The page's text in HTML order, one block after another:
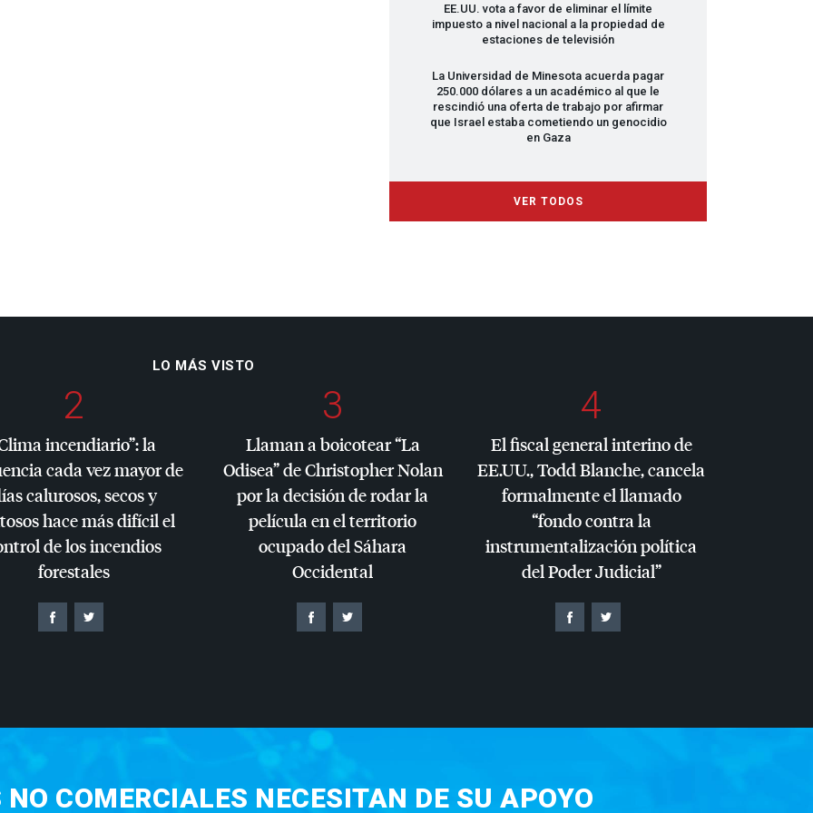
EE.UU. vota a favor de eliminar el límite
impuesto a nivel nacional a la propiedad de
estaciones de televisión
La Universidad de Minesota acuerda pagar
250.000 dólares a un académico al que le
rescindió una oferta de trabajo por afirmar
que Israel estaba cometiendo un genocidio
en Gaza
VER TODOS
LO MÁS VISTO
2
incendiario”: la
cada vez mayor de
calurosos, secos y
hace más difícil el
de los incendios
forestales
3
Llaman a boicotear “La
Odisea” de Christopher Nolan
por la decisión de rodar la
película en el territorio
ocupado del Sáhara
Occidental
4
El fiscal general interino de
EE.UU., Todd Blanche, cancela
formalmente el llamado
“fondo contra la
instrumentalización política
del Poder Judicial”
COMERCIALES NECESITAN DE SU APOYO